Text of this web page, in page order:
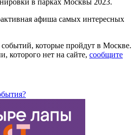
в парках Москвы 2023.
афиша самых интересных
событий, которые пройдут в Москве.
которого нет на сайте, сообщите